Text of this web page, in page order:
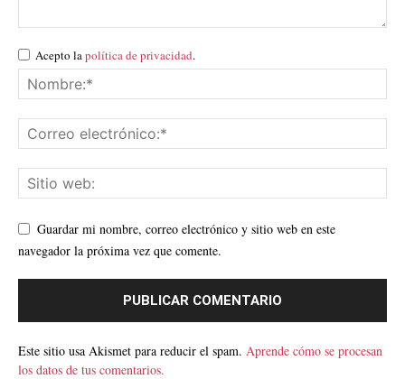
Acepto lapolítica de privacidad.
Guardar mi nombre, correo electrónico y sitio web en este
navegador la próxima vez que comente.
Este sitio usa Akismet para reducir el spam. Aprende cómo se procesan
los datos de tus comentarios.